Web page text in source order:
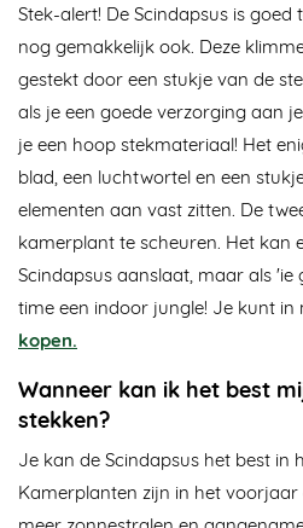
Stek-alert! De Scindapsus is
nog gemakkelijk ook. Deze
gestekt door een stukje van de
als je een goede verzorging aan
je een hoop stekmateriaal! Het
blad, een luchtwortel en een
elementen aan vast zitten. De
kamerplant te scheuren. Het kan
Scindapsus aanslaat, maar als
time een indoor jungle! Je kunt in
kopen.
Wanneer kan ik het best
stekken?
Je kan de Scindapsus het best in
Kamerplanten zijn in het